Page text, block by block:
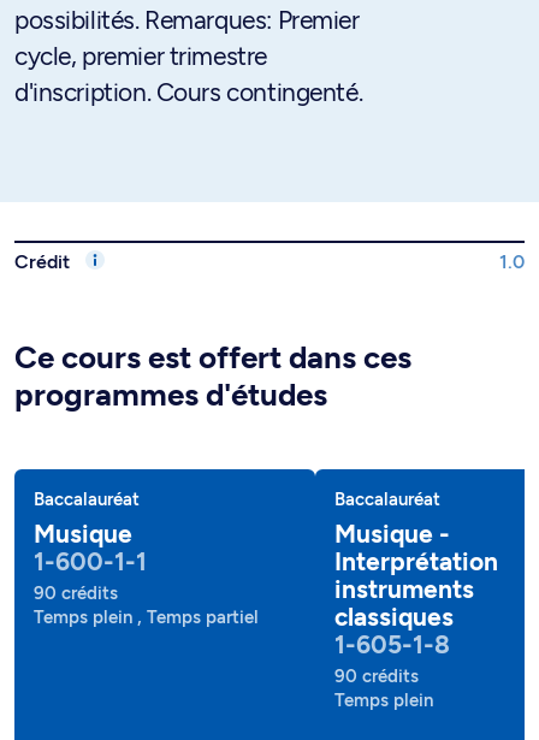
possibilités. Remarques: Premier
cycle, premier trimestre
d'inscription. Cours contingenté.
Crédit 1.0
Ce cours est offert dans ces
programmes d'études
Baccalauréat
Musique
1-600-1-1
90 crédits
Temps plein , Temps partiel
Baccalauréat
Musique -
Interprétation
instruments
classiques
1-605-1-8
90 crédits
Temps plein